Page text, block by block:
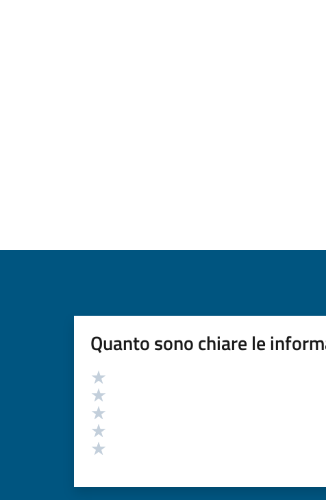
Quanto sono chiare le
Valutazione